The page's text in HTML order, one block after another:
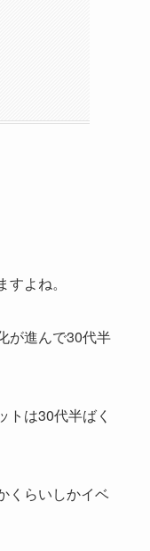
よね。
が進んで30代半
は30代半ばく
くらいしかイベ